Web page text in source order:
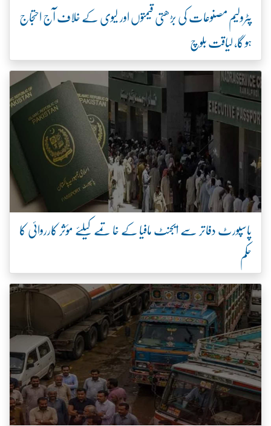
پٹرولیم مصنوعات کی بڑھتی قیمتوں اور لیوی کے خلاف آج احتجاج
ہو گا، لیاقت بلوچ
پاسپورٹ دفاتر سے ایجنٹ مافیا کے خاتمے کیلئے مؤثر کارروائی کا
حکم